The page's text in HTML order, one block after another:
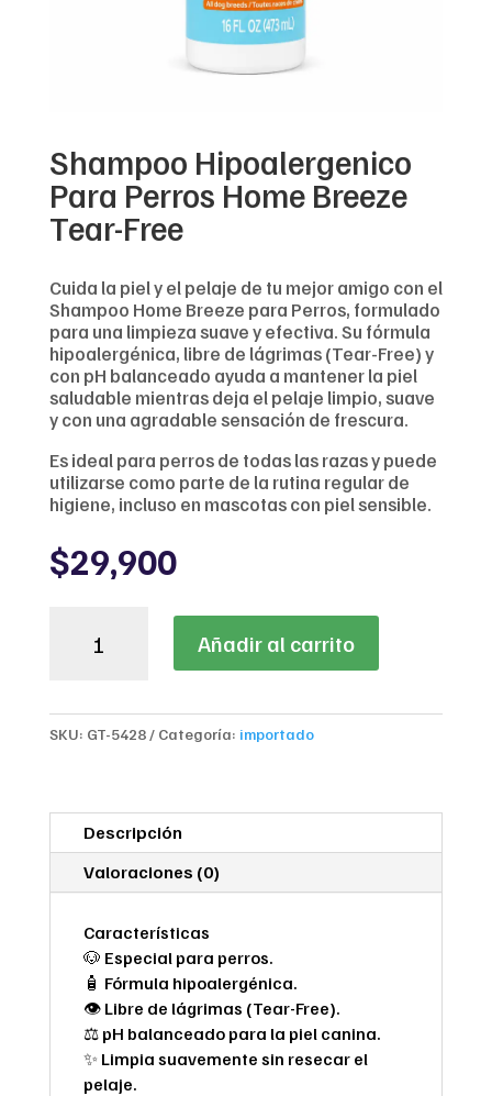
Shampoo Hipoalergenico
Para Perros Home Breeze
Tear-Free
Cuida la piel y el pelaje de tu mejor amigo con el
Shampoo Home Breeze para Perros, formulado
para una limpieza suave y efectiva. Su fórmula
hipoalergénica, libre de lágrimas (Tear-Free) y
con pH balanceado ayuda a mantener la piel
saludable mientras deja el pelaje limpio, suave
y con una agradable sensación de frescura.
Es ideal para perros de todas las razas y puede
utilizarse como parte de la rutina regular de
higiene, incluso en mascotas con piel sensible.
$29,900
Hipoalergenico
Home
Breeze
cantidad
Añadir al carrito
SKU: GT-5428 Categoría: importado
Descripción
Valoraciones (0)
Características
🐶 Especial para perros.
🧴 Fórmula hipoalergénica.
👁️ Libre de lágrimas (Tear-Free).
⚖️ pH balanceado para la piel canina.
✨ Limpia suavemente sin resecar el
pelaje.